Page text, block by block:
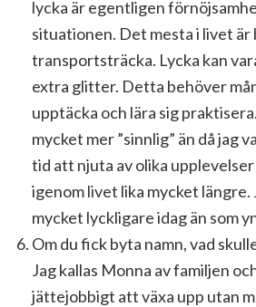
lycka är egentligen
situationen. Det mesta i livet är
transportsträcka. Lycka kan
extra glitter. Detta behöver
upptäcka och lära sig
mycket mer ”sinnlig” än då jag
tid att njuta av olika
igenom livet lika mycket längre.
mycket lyckligare idag än som
Om du fick byta namn, vad
Jag kallas Monna av familjen
jättejobbigt att växa upp utan